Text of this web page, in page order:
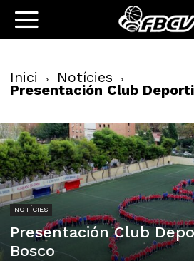
Inici Notícies
Presentación Club
NOTÍCIES
Presentación Club
Bosco